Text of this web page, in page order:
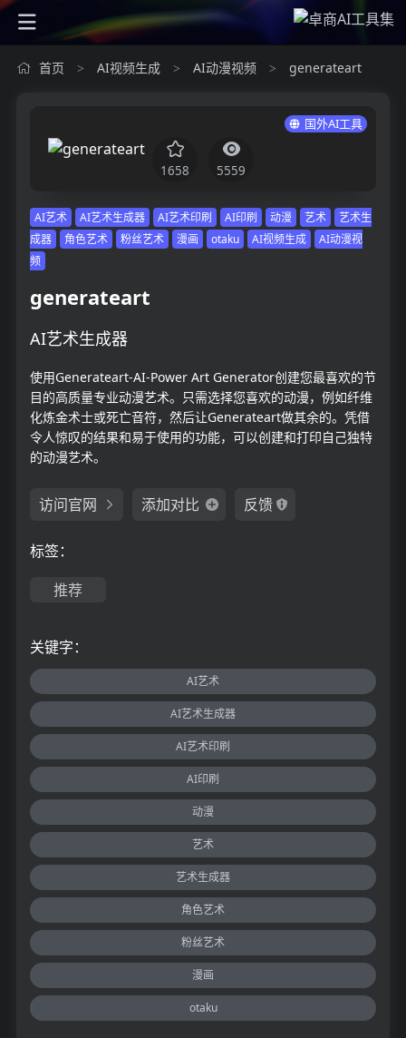
首页 > AI视频生成 > AI动漫视频 > generateart
国外AI工具
1658 5559
AI艺术 AI艺术生成器 AI艺术印刷 AI印刷 动漫 艺术
艺术生
成器
角色艺术 粉丝艺术 漫画 otaku AI视频生成
AI动漫视
频
generateart
AI艺术生成器
使用Generateart-AI-Power Art Generator创建您最喜欢的节
目的高质量专业动漫艺术。只需选择您喜欢的动漫，例如纤维
化炼金术士或死亡音符，然后让Generateart做其余的。凭借
令人惊叹的结果和易于使用的功能，可以创建和打印自己独特
的动漫艺术。
访问官网 添加对比 反馈
标签：
推荐
关键字：
AI艺术
AI艺术生成器
AI艺术印刷
AI印刷
动漫
艺术
艺术生成器
角色艺术
粉丝艺术
漫画
otaku